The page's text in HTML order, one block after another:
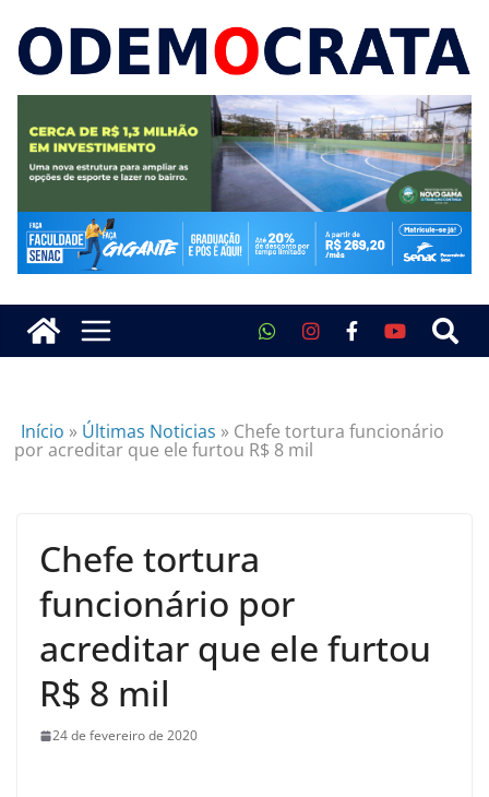
Início » Últimas Noticias » Chefe tortura funcionário
por acreditar que ele furtou R$ 8 mil
Chefe tortura
funcionário por
acreditar que ele furtou
R$ 8 mil
24 de fevereiro de 2020